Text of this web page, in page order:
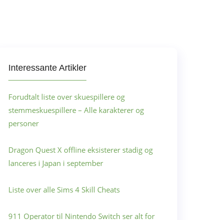
Interessante Artikler
Forudtalt liste over skuespillere og
stemmeskuespillere – Alle karakterer og
personer
Dragon Quest X offline eksisterer stadig og
lanceres i Japan i september
Liste over alle Sims 4 Skill Cheats
911 Operator til Nintendo Switch ser alt for